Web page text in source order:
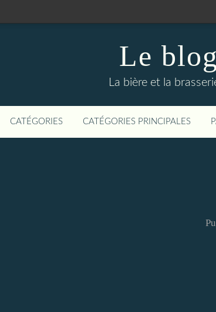
Le
La bière et la
CATÉGORIES CATÉGORIES PRINCIPALES